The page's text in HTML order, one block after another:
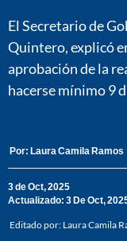
El Secretario de
Quintero, explicó
aprobación de la
hacerse mínimo 9
Por: Laura Camila Ramos
3 de Oct, 2025
Actualizado: 3 De Oct,
Editado por: Laura Camila